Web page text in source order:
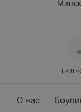
О нас